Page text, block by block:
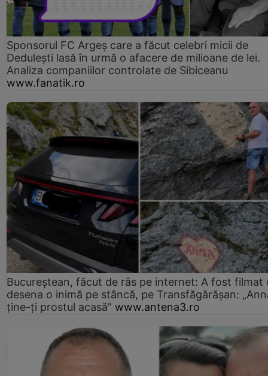
Sponsorul FC Argeș care a făcut celebri micii de
Dedulești lasă în urmă o afacere de milioane de lei.
Analiza companiilor controlate de Sibiceanu
www.fanatik.ro
Bucureștean, făcut de râs pe internet: A fost filmat
desena o inimă pe stâncă, pe Transfăgărășan:
ține-ți prostul acasă” www.antena3.ro